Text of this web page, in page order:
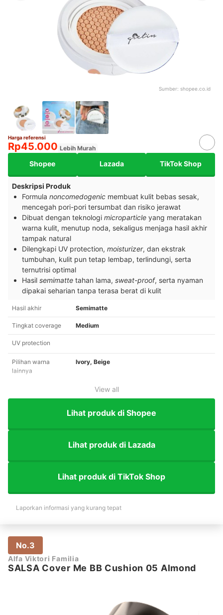
Sumber: shopee.co.id
Harga referensi
Rp45.000 Lebih Murah
Shopee Lazada TikTok Shop
Deskripsi Produk
Formula noncomedogenic membuat kulit bebas sesak,
mencegah pori-pori tersumbat dan risiko jerawat
Dibuat dengan teknologi microparticle yang meratakan
warna kulit, menutup noda, sekaligus menjaga hasil akhir
tampak natural
Dilengkapi UV protection, moisturizer, dan ekstrak
tumbuhan, kulit pun tetap lembap, terlindungi, serta
ternutrisi optimal
Hasil semimatte tahan lama, sweat-proof, serta nyaman
dipakai seharian tanpa terasa berat di kulit
Hasil akhir Semimatte
Tingkat coverage Medium
UV protection
Pilihan warna
lainnya
Ivory, Beige
View all
Lihat produk di Shopee
Lihat produk di Lazada
Lihat produk di TikTok Shop
Laporkan informasi yang kurang tepat
No.3
Alfa Viktori Familia
SALSA Cover Me BB Cushion 05 Almond